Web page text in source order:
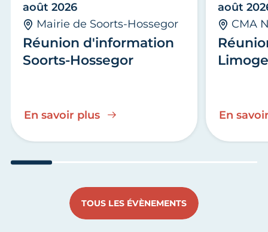
Réunion d'information
Soorts-Hossegor
août 2026
Mairie de Soorts-Hossegor
En savoir plus
août
CMA
En
TOUS LES ÉVÈNEMENTS